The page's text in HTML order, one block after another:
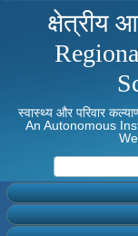
क्षेत्रीय
स्वास्थ्य और परिवार
An Autonomous